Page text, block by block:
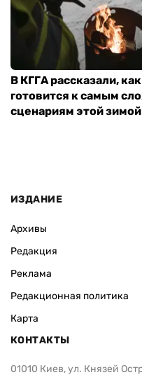
В КГГА рассказали,
готовится к самым
сценариям этой зимой
ИЗДАНИЕ
Архивы
Редакция
Реклама
Редакционная политика
Карта
КОНТАКТЫ
01010 Киев, ул. Князей